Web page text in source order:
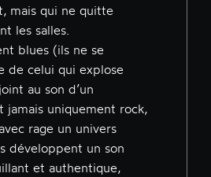
mais qui ne quitte
les salles.
blues (ils ne se
de celui qui explose
au son d’un
jamais uniquement rock,
rage un univers
développent un son
et authentique,